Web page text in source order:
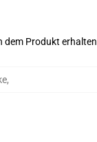
dem Produkt erhalten
,